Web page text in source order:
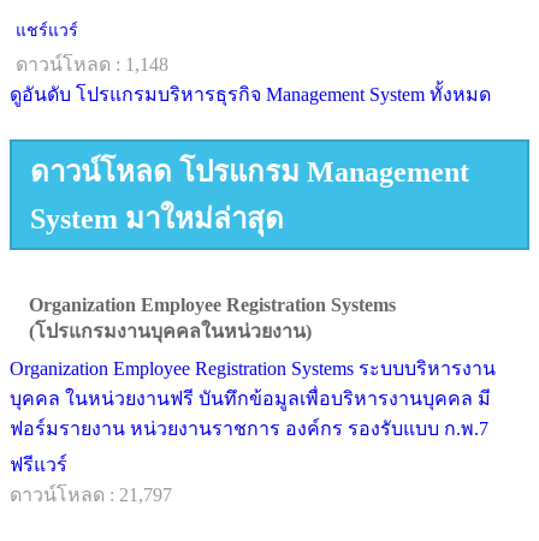
แชร์แวร์
ดาวน์โหลด : 1,148
ดูอันดับ โปรแกรมบริหารธุรกิจ Management System ทั้งหมด
ดาวน์โหลด โปรแกรม Management
System มาใหม่ล่าสุด
Organization Employee Registration Systems
(โปรแกรมงานบุคคลในหน่วยงาน)
Organization Employee Registration Systems ระบบบริหารงาน
บุคคล ในหน่วยงานฟรี บันทึกข้อมูลเพื่อบริหารงานบุคคล มี
ฟอร์มรายงาน หน่วยงานราชการ องค์กร รองรับแบบ ก.พ.7
ฟรีแวร์
ดาวน์โหลด : 21,797